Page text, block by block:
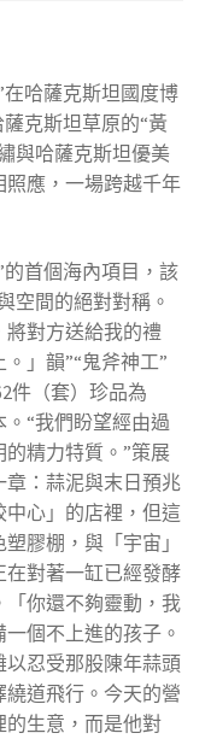
哈薩克斯坦國度博
克斯坦草原的“黃
與哈薩克斯坦優美
應，一場跨越千年
首個海內項目，該
空間的絕對對稱。
對方送給我的禮
」韻”“鬼斧神工”
件（套）珍品為
“我們盼望經由過
精力特質。”策展
：蒜泥與末日預兆
心」的店裡，但這
膠棚，與「宇宙」
對著一缸已經發酵
你還不夠靈動，我
個不上進的孩子。
忍受那股陳年蒜頭
道飛行。今天的營
生意，而是他對